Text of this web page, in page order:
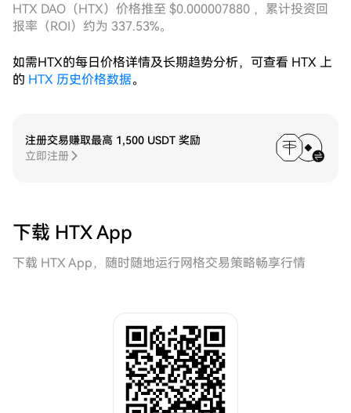
HTX DAO（HTX）价格推至 $0.000007880 ，累计投资回
报率（ROI）约为 337.53%。
如需HTX的每日价格详情及长期趋势分析，可查看 HTX 上
的 HTX 历史价格数据。
注册交易赚取最高 1,500 USDT 奖励
立即注册
下载 HTX App
下载 HTX App，随时随地运行网格交易策略畅享行情